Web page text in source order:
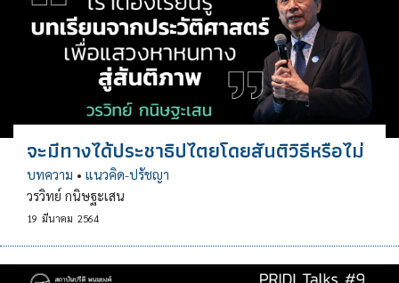
จะมีทางได้ประชาธิปไตยโดยสันติวิธีหรือไม่
บทความ • แนวคิด-ปรัชญา
วรวิทย์ กนิษฐะเสน
19 มีนาคม 2564